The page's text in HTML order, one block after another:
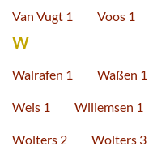
Van Vugt 1 Voos 1
W
Walrafen 1 Waßen 1
Weis 1 Willemsen 1
Wolters 2 Wolters 3